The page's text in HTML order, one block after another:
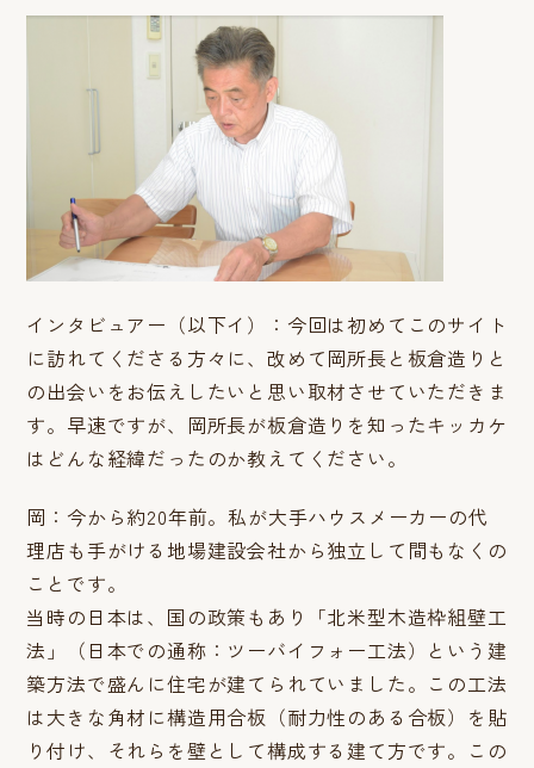
インタビュアー（以下イ）：今回は初めてこのサイト
に訪れてくださる方々に、改めて岡所長と板倉造りと
の出会いをお伝えしたいと思い取材させていただきま
す。早速ですが、岡所長が板倉造りを知ったキッカケ
はどんな経緯だったのか教えてください。
岡：今から約20年前。私が大手ハウスメーカーの代
理店も手がける地場建設会社から独立して間もなくの
ことです。
当時の日本は、国の政策もあり「北米型木造枠組壁工
法」（日本での通称：ツーバイフォー工法）という建
築方法で盛んに住宅が建てられていました。この工法
は大きな角材に構造用合板（耐力性のある合板）を貼
り付け、それらを壁として構成する建て方です。この